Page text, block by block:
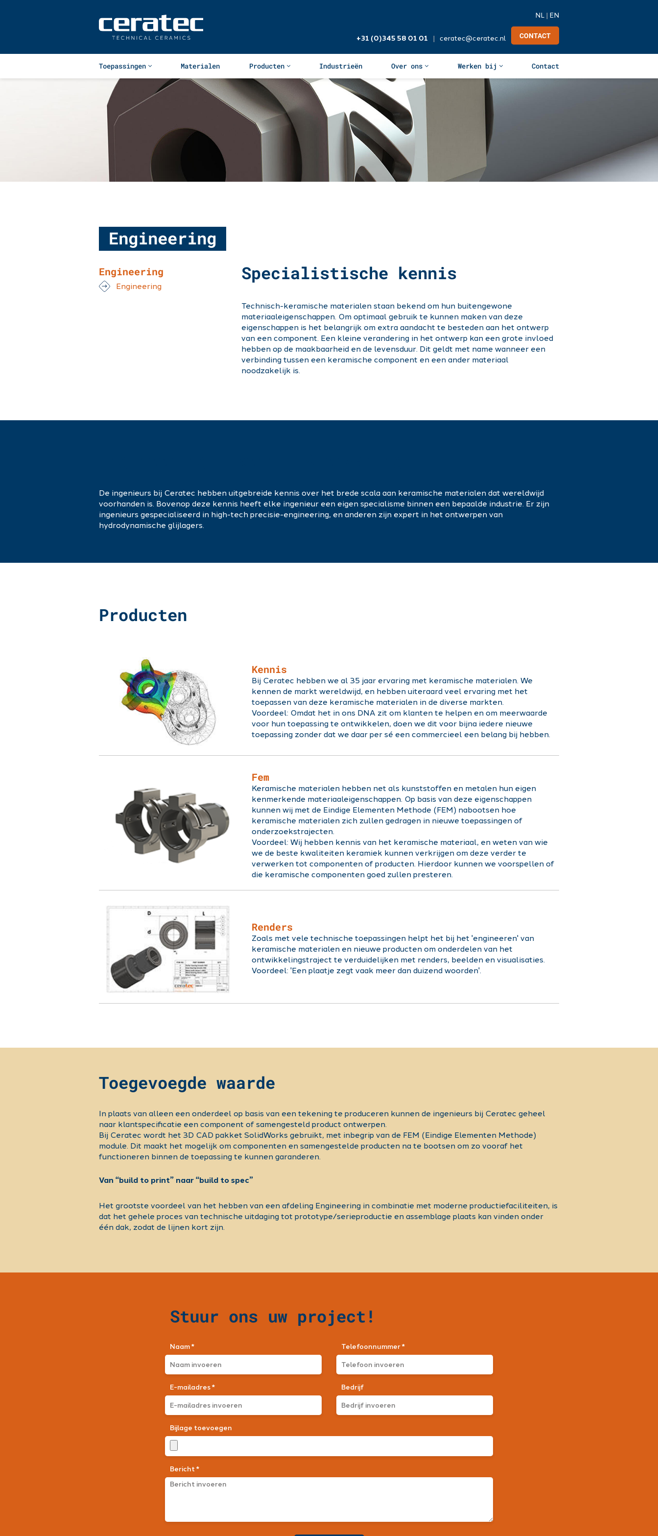
NL | EN
+31 (0)345 58 01 01 |‬ ceratec@ceratec.nl CONTACT
Toepassingen Materialen Producten Industrieën Over ons Werken bij Contact
Engineering
Engineering
Engineering
Specialistische kennis
Technisch-keramische materialen staan bekend om hun buitengewone
materiaaleigenschappen. Om optimaal gebruik te kunnen maken van deze
eigenschappen is het belangrijk om extra aandacht te besteden aan het ontwerp
van een component. Een kleine verandering in het ontwerp kan een grote invloed
hebben op de maakbaarheid en de levensduur. Dit geldt met name wanneer een
verbinding tussen een keramische component en een ander materiaal
noodzakelijk is.
De ingenieurs bij Ceratec hebben uitgebreide kennis over het brede scala aan keramische materialen dat wereldwijd
voorhanden is. Bovenop deze kennis heeft elke ingenieur een eigen specialisme binnen een bepaalde industrie. Er zijn
ingenieurs gespecialiseerd in high-tech precisie-engineering, en anderen zijn expert in het ontwerpen van
hydrodynamische glijlagers.
Producten
Kennis
Bij Ceratec hebben we al 35 jaar ervaring met keramische materialen. We
kennen de markt wereldwijd, en hebben uiteraard veel ervaring met het
toepassen van deze keramische materialen in de diverse markten.
Voordeel: Omdat het in ons DNA zit om klanten te helpen en om meerwaarde
voor hun toepassing te ontwikkelen, doen we dit voor bijna iedere nieuwe
toepassing zonder dat we daar per sé een commercieel een belang bij hebben.
Fem
Keramische materialen hebben net als kunststoffen en metalen hun eigen
kenmerkende materiaaleigenschappen. Op basis van deze eigenschappen
kunnen wij met de Eindige Elementen Methode (FEM) nabootsen hoe
keramische materialen zich zullen gedragen in nieuwe toepassingen of
onderzoekstrajecten.
Voordeel: Wij hebben kennis van het keramische materiaal, en weten van wie
we de beste kwaliteiten keramiek kunnen verkrijgen om deze verder te
verwerken tot componenten of producten. Hierdoor kunnen we voorspellen of
die keramische componenten goed zullen presteren.
Renders
Zoals met vele technische toepassingen helpt het bij het 'engineeren' van
keramische materialen en nieuwe producten om onderdelen van het
ontwikkelingstraject te verduidelijken met renders, beelden en visualisaties.
Voordeel: 'Een plaatje zegt vaak meer dan duizend woorden'.
Toegevoegde waarde
In plaats van alleen een onderdeel op basis van een tekening te produceren kunnen de ingenieurs bij Ceratec geheel
naar klantspecificatie een component of samengesteld product ontwerpen.
Bij Ceratec wordt het 3D CAD pakket SolidWorks gebruikt, met inbegrip van de FEM (Eindige Elementen Methode)
module. Dit maakt het mogelijk om componenten en samengestelde producten na te bootsen om zo vooraf het
functioneren binnen de toepassing te kunnen garanderen.
Van “build to print” naar “build to spec”
Het grootste voordeel van het hebben van een afdeling Engineering in combinatie met moderne productiefaciliteiten, is
dat het gehele proces van technische uitdaging tot prototype/serieproductie en assemblage plaats kan vinden onder
één dak, zodat de lijnen kort zijn.
Stuur ons uw project!
Naam * Telefoonnummer *
E-mailadres * Bedrijf
Bijlage toevoegen
Bericht *